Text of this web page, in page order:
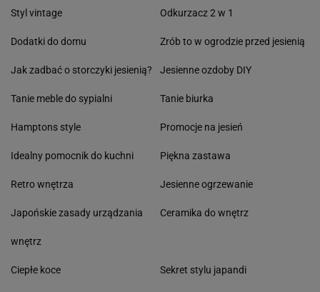
Styl vintage
Dodatki do domu
Jak zadbać o storczyki jesienią?
Tanie meble do sypialni
Hamptons style
Idealny pomocnik do kuchni
Retro wnętrza
Japońskie zasady urządzania
wnętrz
Odkurzacz 2 w 1
Zrób to w ogrodzie przed jesienią
Jesienne ozdoby DIY
Tanie biurka
Promocje na jesień
Piękna zastawa
Jesienne ogrzewanie
Ceramika do wnętrz
Ciepłe koce Sekret stylu japandi